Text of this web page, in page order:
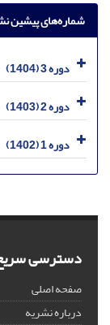
شماره‌های پیشین
دوره 3 (1404)
دوره 2 (1403)
دوره 1 (1402)
دسترسی
صفحه اصلی
درباره نشریه